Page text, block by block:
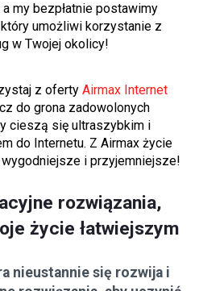
my bezpłatnie postawimy
umożliwi korzystanie z
w Twojej okolicy!
z oferty Airmax Internet
do grona zadowolonych
cieszą się ultraszybkim i
do Internetu. Z Airmax życie
i przyjemniejsze!
rozwiązania,
życie łatwiejszym
nieustannie się rozwija i